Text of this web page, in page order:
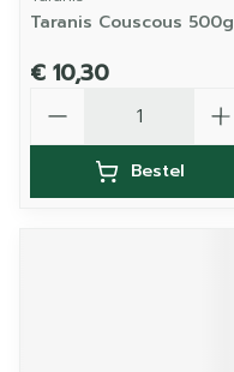
Taranis Couscous 500g
€ 10,30
Bestel